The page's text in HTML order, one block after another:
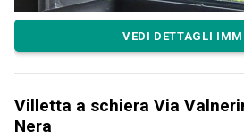
VEDI DETTAGLI
Villetta a schiera Via
Nera